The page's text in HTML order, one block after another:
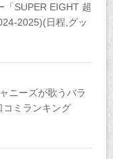
「SUPER EIGHT 超
2025)(日程,グッ
ニーズが歌うバラ
コミランキング